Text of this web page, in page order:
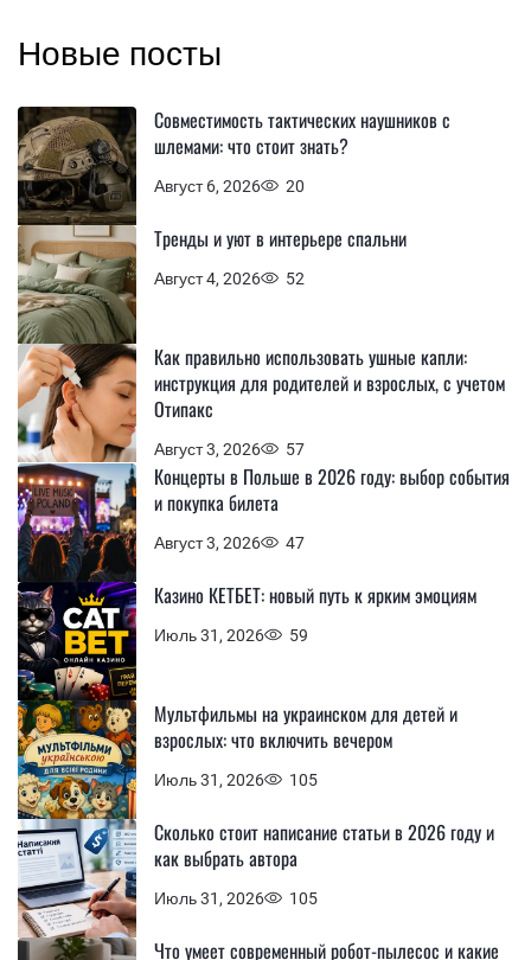
Новые посты
Август 6, 2026 20
Совместимость тактических наушников с
шлемами: что стоит знать?
Август 4, 2026 52
Тренды и уют в интерьере спальни
Август 3, 2026 57
Как правильно использовать ушные капли:
инструкция для родителей и взрослых, с учетом
Отипакс
Август 3, 2026 47
Концерты в Польше в 2026 году: выбор события
и покупка билета
Июль 31, 2026 59
Казино КЕТБЕТ: новый путь к ярким эмоциям
Июль 31, 2026 105
Мультфильмы на украинском для детей и
взрослых: что включить вечером
Июль 31, 2026 105
Сколько стоит написание статьи в 2026 году и
как выбрать автора
Что умеет современный робот-пылесос и какие